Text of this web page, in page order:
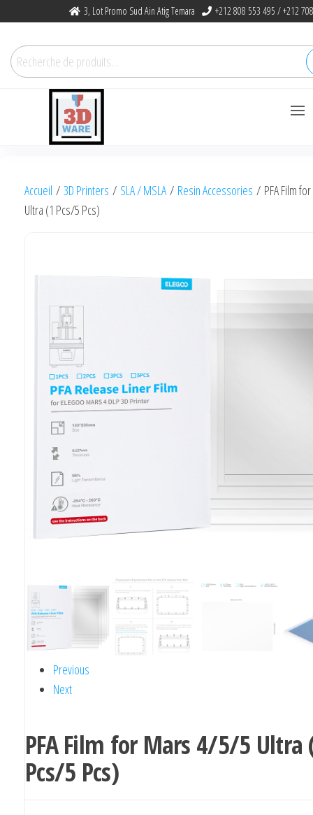
content
3, Lot Promo Sud Ain Atig Temara +212 808 553 495 / +212
Recherche
pour :
3D Printing
in Morocco
Accueil / 3D Printers / SLA / MSLA / Resin Accessories / PFA Film
Ultra (1 Pcs/5 Pcs)
Previous
Next
PFA Film for Mars 4/5/5 Ultra
Pcs/5 Pcs)